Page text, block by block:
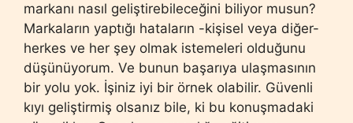
markanı nasıl geliştirebileceğini biliyor musun?
Markaların yaptığı hataların -kişisel veya diğer-
herkes ve her şey olmak istemeleri olduğunu
düşünüyorum. Ve bunun başarıya ulaşmasının
bir yolu yok. İşiniz iyi bir örnek olabilir. Güvenli
kıyı geliştirmiş olsanız bile, ki bu konuşmadaki